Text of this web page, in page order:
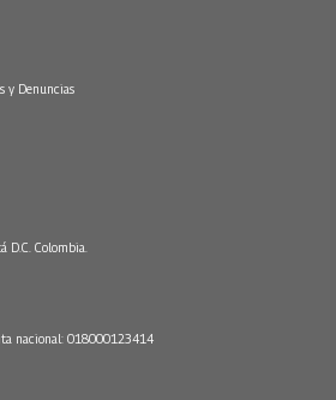
y Denuncias
D.C. Colombia.
nacional: 018000123414